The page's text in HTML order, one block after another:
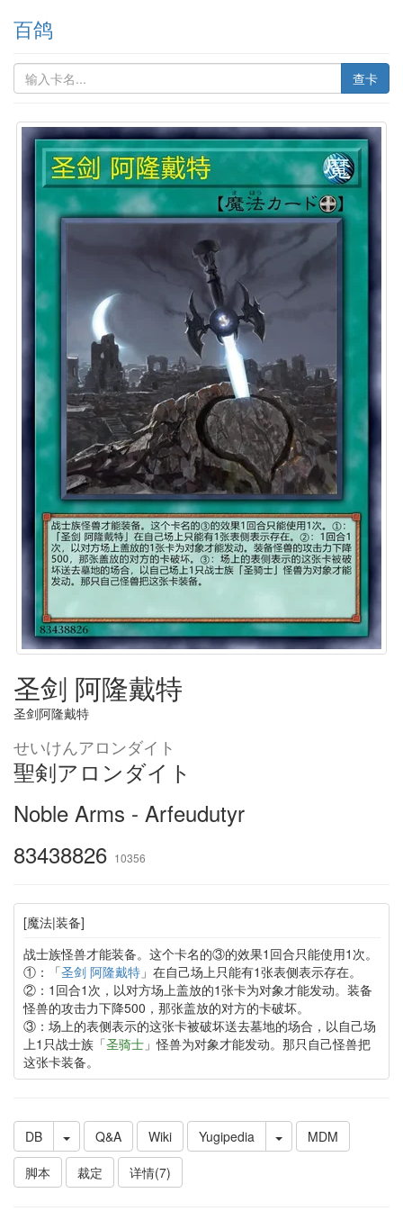
百鸽
查卡
圣剑 阿隆戴特
圣剑阿隆戴特
せいけんアロンダイト
聖剣アロンダイト
Noble Arms - Arfeudutyr
83438826 10356
[魔法|装备]
战士族怪兽才能装备。这个卡名的③的效果1回合只能使用1次。
①：「圣剑 阿隆戴特」在自己场上只能有1张表侧表示存在。
②：1回合1次，以对方场上盖放的1张卡为对象才能发动。装备
怪兽的攻击力下降500，那张盖放的对方的卡破坏。
③：场上的表侧表示的这张卡被破坏送去墓地的场合，以自己场
上1只战士族「圣骑士」怪兽为对象才能发动。那只自己怪兽把
这张卡装备。
DB Q&A Wiki Yugipedia
MDM
脚本
裁定 详情(7)